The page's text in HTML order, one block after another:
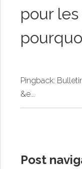
pour
Pingback:
&e...
Post